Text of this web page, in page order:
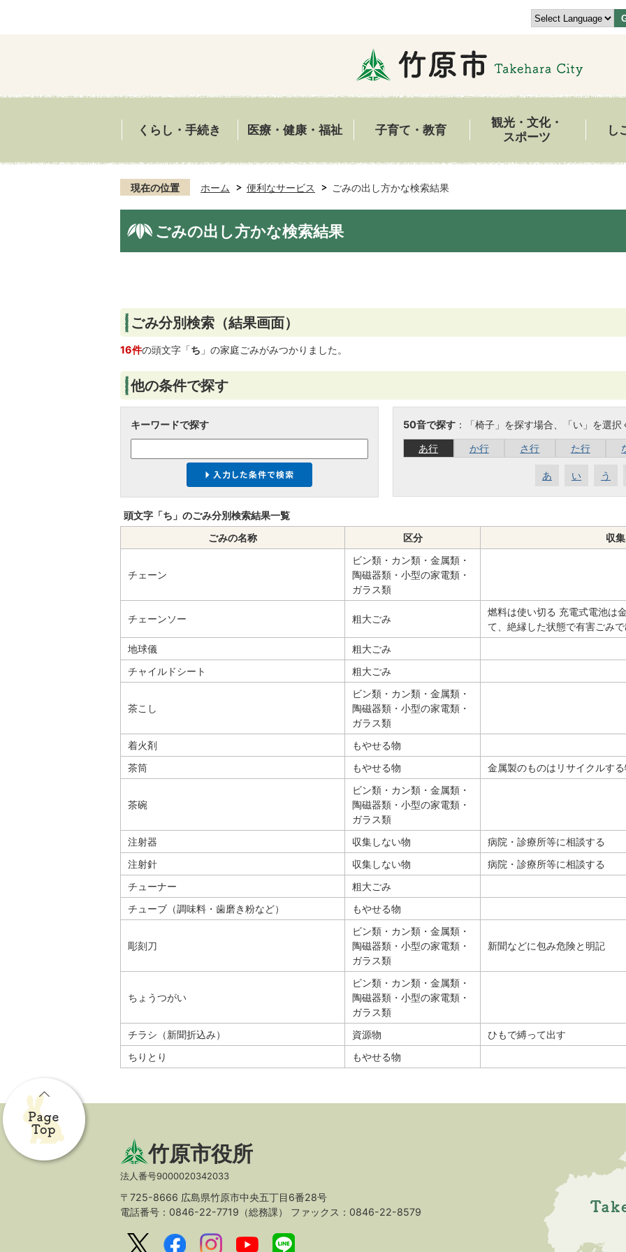
くらし・手続き 医療・健康・福祉 子育て・教育
観光・文化・
スポーツ
し
現在の位置 ホーム 便利なサービス ごみの出し方かな検索結果
ごみの出し方かな検索結果
ごみ分別検索 （結果画面）
16件の頭文字「ち 」の家庭ごみがみつかりました。
他の条件で探す
キーワードで探す 50音で探す ：「椅子」を探す場合、「い」を選択
あ行
か行 さ行 た行
あ い う
頭文字「ち 」のごみ分別検索結果一覧
ごみの名称
区分 収
チェーン
ビン類・カン類・金属類・
陶磁器類・小型の家電類・
ガラス類
チェーンソー 粗大ごみ
燃料は使い切る 充電式電池は
て、絶縁した状態で有害ごみ
地球儀
粗大ごみ
チャイルドシート
粗大ごみ
茶こし
ビン類・カン類・金属類・
陶磁器類・小型の家電類・
ガラス類
着火剤
もやせる物
茶筒
もやせる物 金属製のものはリサイクルす
茶碗
ビン類・カン類・金属類・
陶磁器類・小型の家電類・
ガラス類
注射器
収集しない物
病院・診療所等に相談する
注射針
収集しない物
病院・診療所等に相談する
チューナー
粗大ごみ
チューブ（調味料・歯磨き粉など）
もやせる物
彫刻刀
ビン類・カン類・金属類・
陶磁器類・小型の家電類・
ガラス類
新聞などに包み危険と明記
ちょうつがい
ビン類・カン類・金属類・
陶磁器類・小型の家電類・
ガラス類
チラシ（新聞折込み）
資源物
ひもで縛って出す
ちりとり
もやせる物
竹原市役所
法人番号9000020342033
〒725-8666 広島県竹原市中央五丁目6番28号
電話番号：0846-22-7719（総務課） ファックス：0846-22-8579